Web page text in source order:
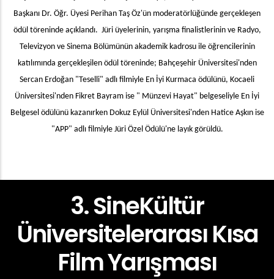
Başkanı Dr. Öğr. Üyesi Perihan Taş Öz'ün moderatörlüğünde gerçekleşen
ödül töreninde açıklandı. Jüri üyelerinin, yarışma finalistlerinin ve Radyo,
Televizyon ve Sinema Bölümünün akademik kadrosu ile öğrencilerinin
katılımında gerçekleşilen ödül töreninde; Bahçeşehir Üniversitesi'nden
Sercan Erdoğan "Teselli" adlı filmiyle En İyi Kurmaca ödülünü, Kocaeli
Üniversitesi'nden Fikret Bayram ise " Münzevi Hayat" belgeseliyle En İyi
Belgesel ödülünü kazanırken Dokuz Eylül Üniversitesi'nden Hatice Aşkın ise
"APP" adlı filmiyle Jüri Özel Ödülü'ne layık görüldü.
3. SineKültür
Üniversitelerarası Kısa
Film Yarışması